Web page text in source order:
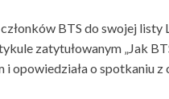
BTS do swojej listy
zatytułowanym „Jak
i opowiedziała o spotkaniu